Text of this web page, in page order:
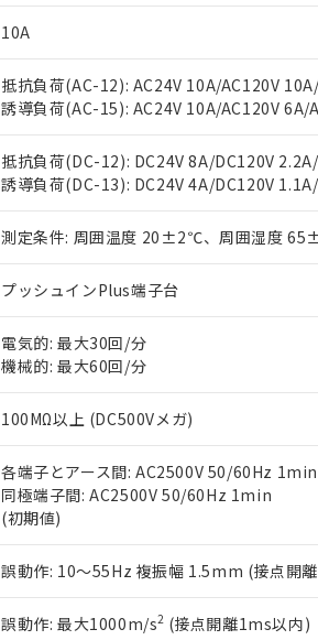
10A
抵抗負荷(AC-12): AC24V 10A/AC120V
誘導負荷(AC-15): AC24V 10A/AC120V 6A/
抵抗負荷(DC-12): DC24V 8A/DC120V
誘導負荷(DC-13): DC24V 4A/DC120V
測定条件: 周囲温度 20±2℃、周囲湿度
プッシュインPlus端子台
電気的: 最大30回/分
機械的: 最大60回/分
100MΩ以上 (DC500Vメガ)
各端子とアース間: AC2500V 50/60Hz 1min
同極端子間: AC2500V 50/60Hz 1min
(初期値)
誤動作: 10～55Hz 複振幅 1.5mm (接点開
誤動作: 最大1000m/s2 (接点開離1ms以内)
本サービスは、当社制御機器事業
くものです。
当社制御機器事業取扱商品の中に
在庫状況および標準価格照会結果
のであり、閲覧された時点での実
い。
正式な納期状況および標準価格は
在庫状況および標準価格結果を当
す。
マイパーツ機能（部品リスト作成
ている必要があります。
お客様が当ウェブサイト上で当社
が、当社の製品・サービスに関す
※当社の共同利用者とは、 "個人情
いる法人を指します。
仕入先様の事情により、非含有部品と
があります。
*EU RoHS指令（10物質）：
鉛(Pb) 1000ppm以下、 水銀(Hg) 1000ppm以下、
六価クロム(Cr(Ⅵ)) 1000ppm以下、ポリ臭化ビフ
フタル酸ビス(2-エチルヘキシル) (DEHP)(別名：
ル（DBP） 1000ppm以下、フタル酸ジイソブチル
但し、RoHS指令で産業用監視および制御機器に対
フタル酸エステル類の４物質については閾値を超え
部品在庫の切り替え状況などにより、予
※3 非含有証明書ダウンロード
下記の非含有証明書をダウンロードす
EU RoHS指令（10物質）の非含有証明書
51物質の非含有証明書（当社基準）
※本証明書は発行日時点で非含有を証
混在することから備考欄に対応日を記載
既に当社にて対応品への在庫切替を完
り割愛しております。
※1 中国RoHS○×表
「○」：最大均質材料含有率が中国
「×」：最大均質材料含有率が中国
「－」：未確認です。当社販売部門へ
*中国RoHS10物質の基準値 (GB/T26572)：
Pb(鉛) :1000ppm、 Hg(水銀) : 1000ppm、 Cd(カド
Cr(Ⅵ)(六価クロム) : 1000ppm、 PBBs(ポリ臭化ビ
※2 環境保護使用期限
「10」：通常の使用状況下において有
味します。
「－」：未確認です。当社販売部門へ
当社は、これら貴社製品のうち、
う）を輸出または国外への提供す
などの必要な手続きをとります。
当社は規制貨物を破棄する場合は
ます。
当社は貴社製品を、核兵器、ミサ
置等に一切使用いたしません。
また当社は、販売先および販売
たしません。
説明
一定数以上の在庫あり
受注生産機種、また在庫状況